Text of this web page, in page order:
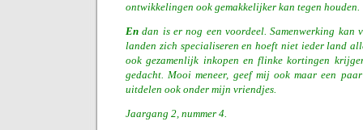
ontwikkelingen ook gemakkelijker kan tegen houden.
En dan is er nog een voordeel. Samenwerking kan
landen zich specialiseren en hoeft niet ieder land
ook gezamenlijk inkopen en flinke kortingen
gedacht. Mooi meneer, geef mij ook maar een
uitdelen ook onder mijn vriendjes.
Jaargang 2, nummer 4.